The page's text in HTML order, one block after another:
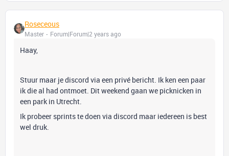
Roseceous
Master Forum|Forum|2 years ago
Haay,
Stuur maar je discord via een privé bericht. Ik ken een paar
ik die al had ontmoet. Dit weekend gaan we picknicken in
een park in Utrecht.
Ik probeer sprints te doen via discord maar iedereen is best
wel druk.